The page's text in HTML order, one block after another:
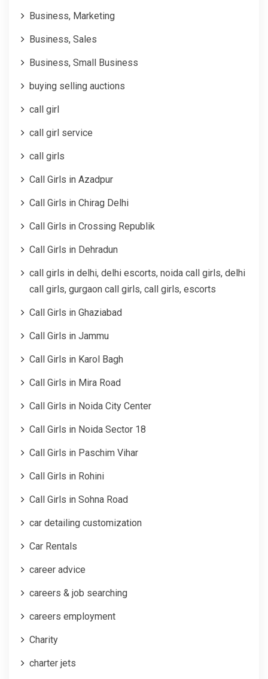
Business, Marketing
Business, Sales
Business, Small Business
buying selling auctions
call girl
call girl service
call girls
Call Girls in Azadpur
Call Girls in Chirag Delhi
Call Girls in Crossing Republik
Call Girls in Dehradun
call girls in delhi, delhi escorts, noida call girls, delhi
call girls, gurgaon call girls, call girls, escorts
Call Girls in Ghaziabad
Call Girls in Jammu
Call Girls in Karol Bagh
Call Girls in Mira Road
Call Girls in Noida City Center
Call Girls in Noida Sector 18
Call Girls in Paschim Vihar
Call Girls in Rohini
Call Girls in Sohna Road
car detailing customization
Car Rentals
career advice
careers & job searching
careers employment
Charity
charter jets